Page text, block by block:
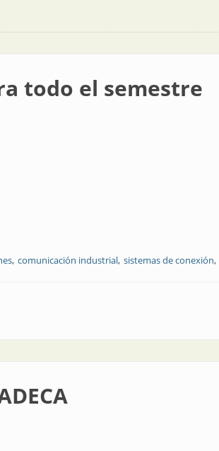
todo el semestre
comunicación industrial sistemas de conexión